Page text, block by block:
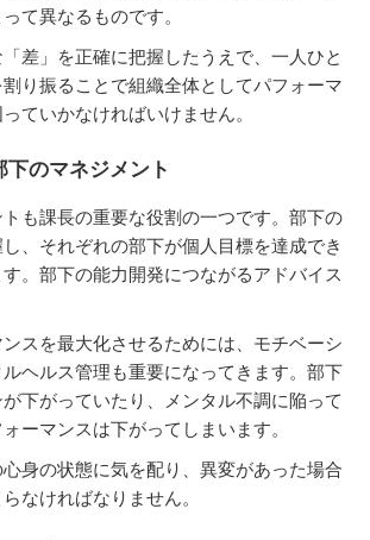
て異なるものです。
差」を正確に把握したうえで、一人ひと
り振ることで組織全体としてパフォーマ
ていかなければいけません。
のマネジメント
も課長の重要な役割の一つです。部下の
、それぞれの部下が個人目標を達成でき
。部下の能力開発につながるアドバイス
スを最大化させるためには、モチベーシ
ヘルス管理も重要になってきます。部下
下がっていたり、メンタル不調に陥って
ーマンスは下がってしまいます。
身の状態に気を配り、異変があった場合
なければなりません。